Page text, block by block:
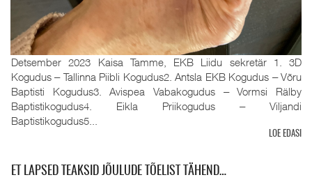
Detsember 2023 Kaisa Tamme, EKB Liidu sekretär 1. 3D
Kogudus ‒ Tallinna Piibli Kogudus2. Antsla EKB Kogudus ‒ Võru
Baptisti Kogudus3. Avispea Vabakogudus ‒ Vormsi Rälby
Baptistikogudus4. Eikla Priikogudus ‒ Viljandi
Baptistikogudus5...
LOE EDASI
ET LAPSED TEAKSID JÕULUDE TÕELIST TÄHEND…